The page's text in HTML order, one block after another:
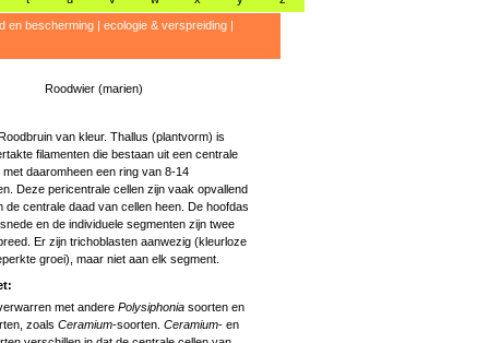
en bescherming| ecologie & verspreiding|
Roodwier (marien)
van kleur. Thallus (plantvorm) is
filamenten die bestaan uit een centrale
daaromheen een ring van 8-14
Deze pericentrale cellen zijn vaak opvallend
de centrale daad van cellen heen. De hoofdas
en de individuele segmenten zijn twee
Er zijn trichoblasten aanwezig (kleurloze
groei), maar niet aan elk segment.
met andere Polysiphoniasoorten en
zoals Ceramium-soorten. Ceramium- en